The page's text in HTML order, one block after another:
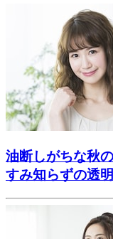
油断しがちな秋
すみ知らずの透